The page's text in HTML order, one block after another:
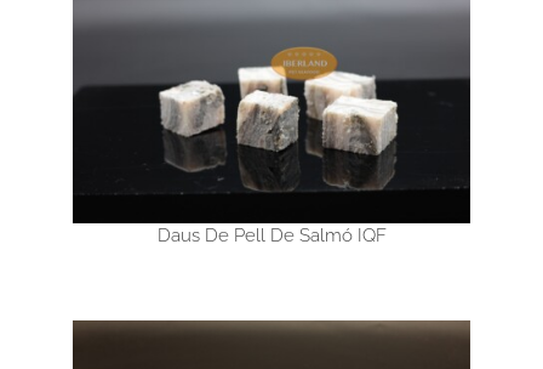
Daus De Pell De Salmó IQF